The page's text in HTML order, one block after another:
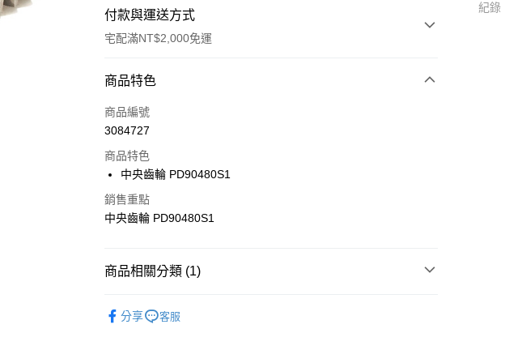
付款與運送方式
宅配滿NT$2,000免運
付款方式
信用卡一次付款
Apple Pay
街口支付
運送方式
商品特色
商品編號
3084727
商品特色
中央齒輪 PD90480S1
銷售重點
中央齒輪 PD90480S1
商品相關分類 (1)
分享
客服
紀錄